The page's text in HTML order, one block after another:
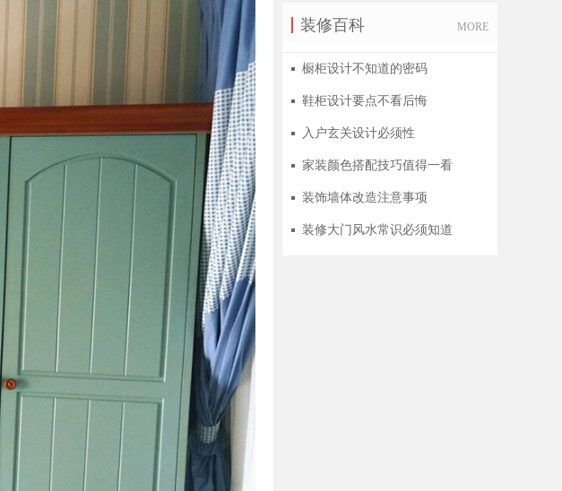
装修百科 MORE
橱柜设计不知道的密码
鞋柜设计要点不看后悔
入户玄关设计必须性
家装颜色搭配技巧值得一看
装饰墙体改造注意事项
装修大门风水常识必须知道